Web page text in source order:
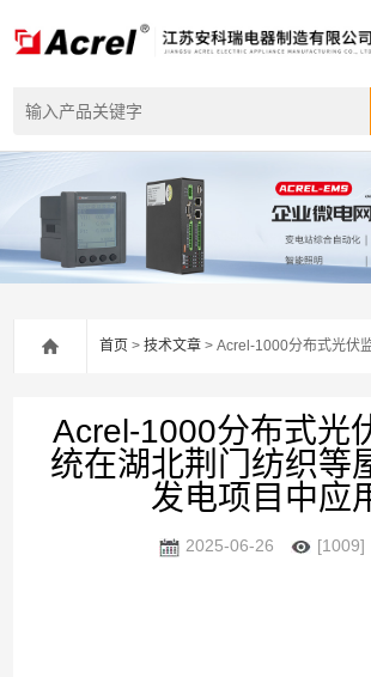
首页 >技术文章 > Acrel-1000分布式光伏监控系统在湖北
Acrel-1000分布式光
统在湖北荆门纺织等
发电项目中应
2025-06-26 [1009]